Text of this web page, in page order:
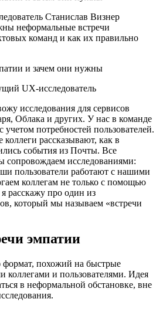
Станислав Визнер
неформальные встречи
команд и как их правильно
UX-исследователь
исследования для сервисов
Облака и других. У нас в команде
потребностей пользователей.
коллеги рассказывают, как в
события из Почты. Все
сопровождаем исследованиями:
пользователи работают с нашими
коллегам не только с помощью
расскажу про один из
который мы называем «встречи
эмпатии
похожий на быстрые
и пользователями. Идея
в неформальной обстановке, вне